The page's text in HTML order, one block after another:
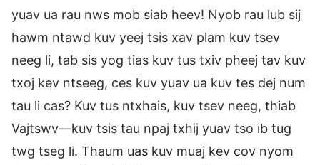
yuav ua rau nws mob siab heev! Nyob rau lub sij
hawm ntawd kuv yeej tsis xav plam kuv tsev
neeg li, tab sis yog tias kuv tus txiv pheej tav kuv
txoj kev ntseeg, ces kuv yuav ua kuv tes dej num
tau li cas? Kuv tus ntxhais, kuv tsev neeg, thiab
Vajtswv—kuv tsis tau npaj txhij yuav tso ib tug
twg tseg li. Thaum uas kuv muaj kev cov nyom